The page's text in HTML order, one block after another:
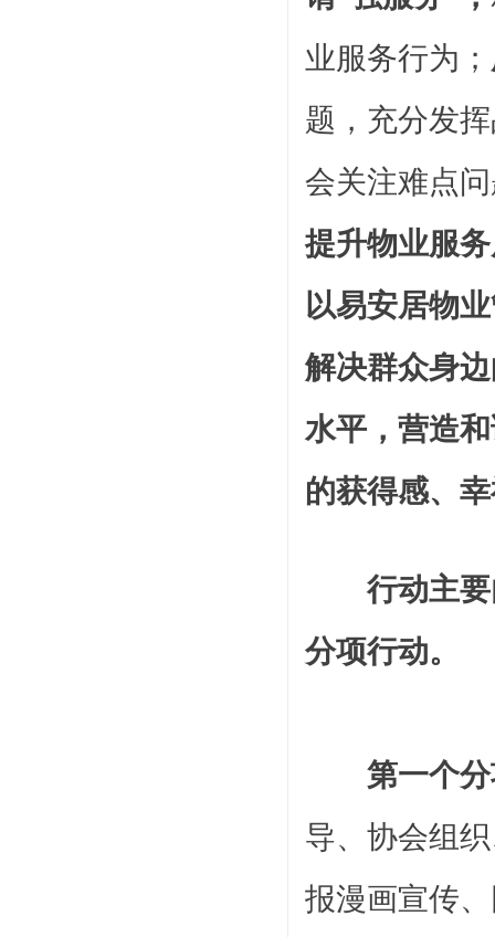
业服务行为；
题，充分发
会关注难点
提升物业服
以易安居物
解决群众身
水平，营造
的获得感、
行动主
分项行动。
第一个分
导、协会组
报漫画宣传